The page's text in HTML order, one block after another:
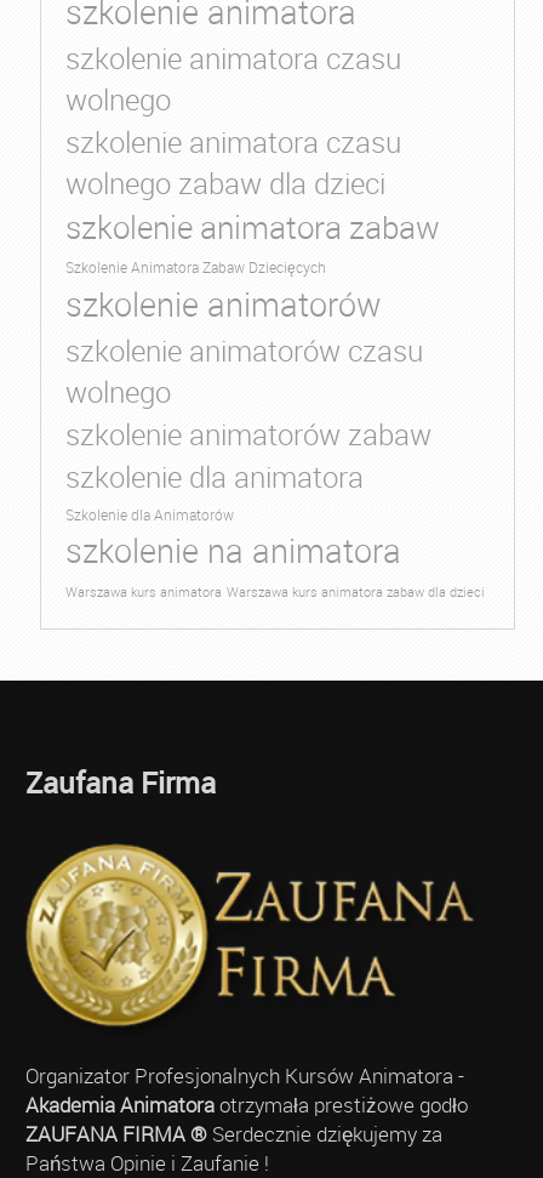
szkolenie animatora
szkolenie animatora czasu
wolnego
szkolenie animatora czasu
wolnego zabaw dla dzieci
szkolenie animatora zabaw
Szkolenie Animatora Zabaw Dziecięcych
szkolenie animatorów
szkolenie animatorów czasu
wolnego
szkolenie animatorów zabaw
szkolenie dla animatora
Szkolenie dla Animatorów
szkolenie na animatora
Warszawa kurs animatora Warszawa kurs animatora zabaw dla dzieci
Zaufana Firma
Organizator Profesjonalnych Kursów Animatora -
Akademia Animatoraotrzymała prestiżowe godło
ZAUFANA FIRMA ®Serdecznie dziękujemy za
Państwa Opinie i Zaufanie !